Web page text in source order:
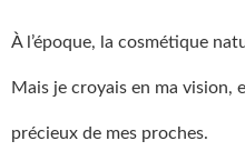
À l’époque, la cosmétique
Mais je croyais en ma vision,
précieux de mes proches.